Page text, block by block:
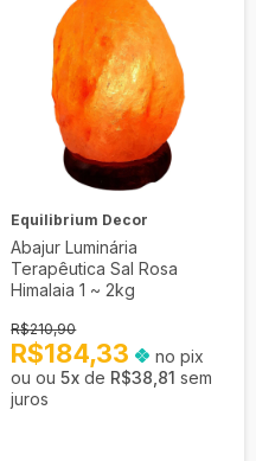
Equilibrium Decor
Abajur Luminária
Terapêutica Sal Rosa
Himalaia 1 ~ 2kg
R$210,90
R$184,33
no pix
5xde R$38,81 sem
juros